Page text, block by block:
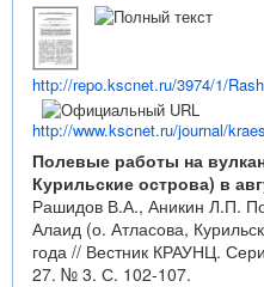
http://repo.kscnet.ru/3974/1/
http://www.kscnet.ru/journal/
Полевые работы на
Курильские острова) в
Рашидов В.А., Аникин Л.П.
Алаид (о. Атласова,
года // Вестник КРАУНЦ.
27. № 3. С. 102-107.